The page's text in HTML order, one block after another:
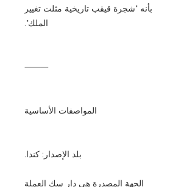
بأنه "شجرة قيقب تاريخية مثلت تغيير
الملك".
⸻
المواصفات الأساسية
بلد الإصدار: كندا.
الجهة المصدرة هي دار سك العملة